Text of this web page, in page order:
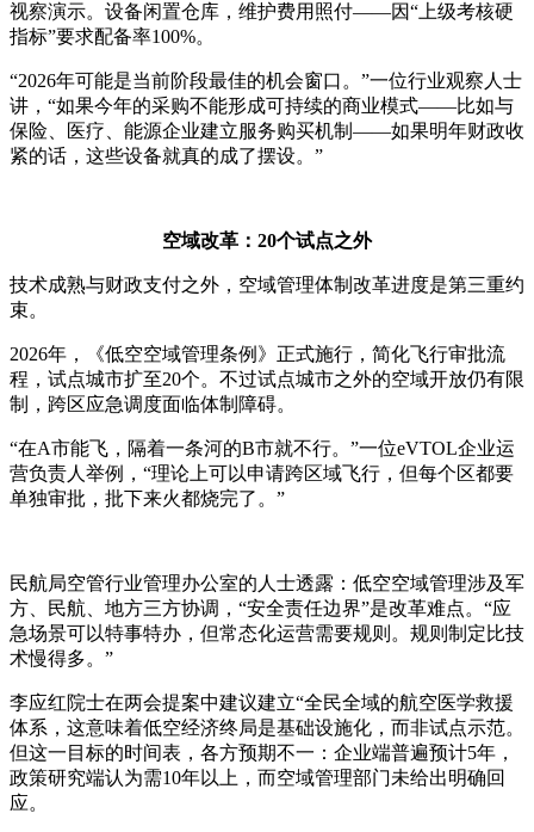
视察演示。设备闲置仓库，维护费用照付——因“上级考核硬
指标”要求配备率100%。
“2026年可能是当前阶段最佳的机会窗口。”一位行业观察人士
讲，“如果今年的采购不能形成可持续的商业模式——比如与
保险、医疗、能源企业建立服务购买机制——如果明年财政收
紧的话，这些设备就真的成了摆设。”
空域改革：20个试点之外
技术成熟与财政支付之外，空域管理体制改革进度是第三重约
束。
2026年，《低空空域管理条例》正式施行，简化飞行审批流
程，试点城市扩至20个。不过试点城市之外的空域开放仍有限
制，跨区应急调度面临体制障碍。
“在A市能飞，隔着一条河的B市就不行。”一位eVTOL企业运
营负责人举例，“理论上可以申请跨区域飞行，但每个区都要
单独审批，批下来火都烧完了。”
民航局空管行业管理办公室的人士透露：低空空域管理涉及军
方、民航、地方三方协调，“安全责任边界”是改革难点。“应
急场景可以特事特办，但常态化运营需要规则。规则制定比技
术慢得多。”
李应红院士在两会提案中建议建立“全民全域的航空医学救援
体系，这意味着低空经济终局是基础设施化，而非试点示范。
但这一目标的时间表，各方预期不一：企业端普遍预计5年，
政策研究端认为需10年以上，而空域管理部门未给出明确回
应。